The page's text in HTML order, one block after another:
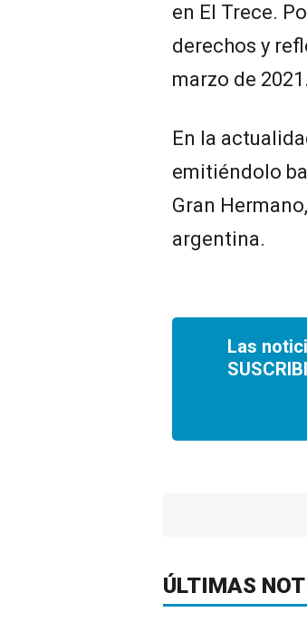
en El Trece.
derechos y
marzo de 2021.
En la
emitiéndolo
Gran
argentina.
Las
ÚLTIMAS